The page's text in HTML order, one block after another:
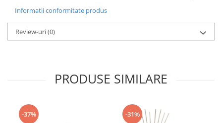
Informatii conformitate produs
Review-uri(0)
PRODUSE SIMILARE
-37% -31%